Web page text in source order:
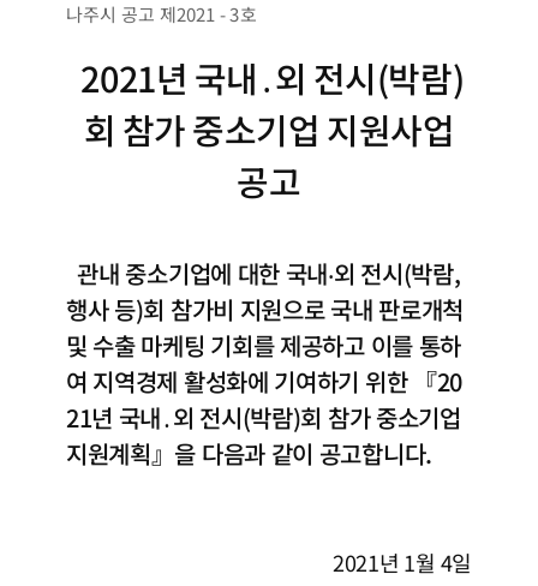
나주시 공고 제2021 - 3호
2021년 국내․외 전시(박람)
회 참가 중소기업 지원사업
공고
관내 중소기업에 대한 국내‧외 전시(박람,
행사 등)회 참가비 지원으로 국내 판로개척
및 수출 마케팅 기회를 제공하고 이를 통하
여 지역경제 활성화에 기여하기 위한 『20
21년 국내․외 전시(박람)회 참가 중소기업
지원계획』을 다음과 같이 공고합니다.
2021년 1월 4일